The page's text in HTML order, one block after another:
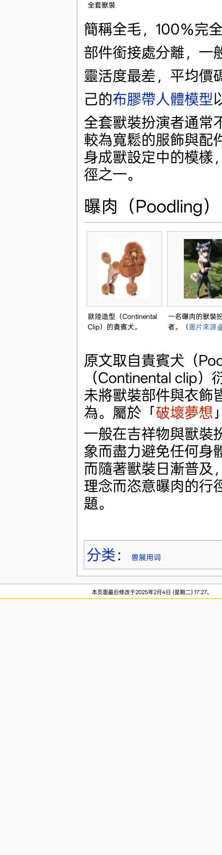
全套獸裝
簡稱全毛，100％完
部件銜接處分離，一
靈活度最差，平均價
己的布膠帶人體模型
全套獸裝扮演者通常
較為寬鬆的服飾與配
身成獸設定中的模樣
徑之一。
曝肉（Poodling）
歐陸造型（Continental
Clip）的貴賓犬。
一名曝肉的獸裝
者。（ 圖片來源
原文取自貴賓犬（
（Continental clip
未將獸裝部件與衣飾
為。屬於「破壞夢想
一般在吉祥物與獸裝
象而盡力避免任何身
而隨著獸裝日漸普及
理念而恣意曝肉的行
題。
分类 ： 兽展用词
本页面最后修改于2025年2月4日 (星期二) 17:27。